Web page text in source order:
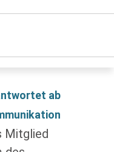
ab
Mitglied